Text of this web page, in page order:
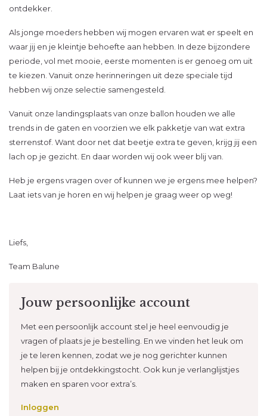
ontdekker.
Als jonge moeders hebben wij mogen ervaren wat er speelt en
waar jij en je kleintje behoefte aan hebben. In deze bijzondere
periode, vol met mooie, eerste momenten is er genoeg om uit
te kiezen. Vanuit onze herinneringen uit deze speciale tijd
hebben wij onze selectie samengesteld.
Vanuit onze landingsplaats van onze ballon houden we alle
trends in de gaten en voorzien we elk pakketje van wat extra
sterrenstof. Want door net dat beetje extra te geven, krijg jij een
lach op je gezicht. En daar worden wij ook weer blij van.
Heb je ergens vragen over of kunnen we je ergens mee helpen?
Laat iets van je horen en wij helpen je graag weer op weg!
Liefs,
Team Balune
Jouw persoonlijke account
Met een persoonlijk account stel je heel eenvoudig je
vragen of plaats je je bestelling. En we vinden het leuk om
je te leren kennen, zodat we je nog gerichter kunnen
helpen bij je ontdekkingstocht. Ook kun je verlanglijstjes
maken en sparen voor extra’s.
Inloggen